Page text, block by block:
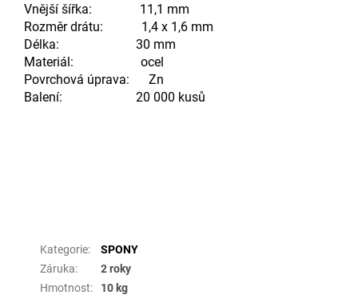
Vnější šířka: 11,1 mm
Rozměr drátu: 1,4 x 1,6 mm
Délka: 30 mm
Materiál: ocel
Povrchová úprava: Zn
Balení: 20 000 kusů
Kategorie:
SPONY
Záruka:
2 roky
Hmotnost:
10 kg